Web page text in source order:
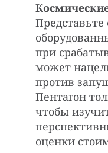
при
может
против
Пентагон
чтобы
оценки